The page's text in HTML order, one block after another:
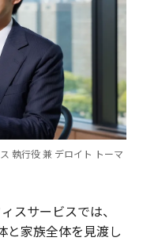
執行役 兼 デロイト トーマ
スサービスでは、
と家族全体を見渡し